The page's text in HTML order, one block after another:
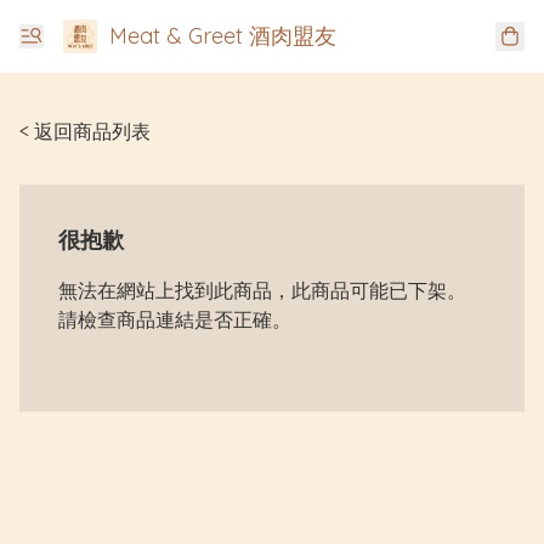
Meat & Greet 酒肉盟友
< 返回商品列表
很抱歉
無法在網站上找到此商品，此商品可能已下架。
請檢查商品連結是否正確。